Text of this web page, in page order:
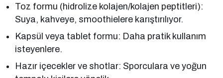
Toz formu (hidrolize kolajen/kolajen peptitleri):
Suya, kahveye, smoothielere karıştırılıyor.
Kapsül veya tablet formu: Daha pratik kullanım
isteyenlere.
Hazır içecekler ve shotlar: Sporculara ve yoğun